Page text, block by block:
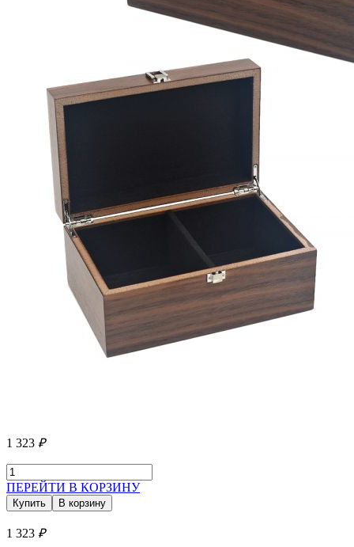
1 323 ₽
ПЕРЕЙТИ В КОРЗИНУ
Купить В корзину
1 323 ₽